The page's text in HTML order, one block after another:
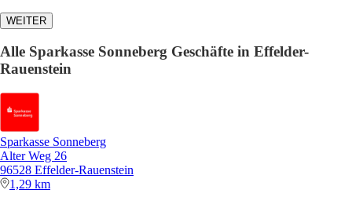
WEITER
Alle Sparkasse Sonneberg Geschäfte in Effelder-
Rauenstein
Sparkasse Sonneberg
Alter Weg 26
96528 Effelder-Rauenstein
1,29 km